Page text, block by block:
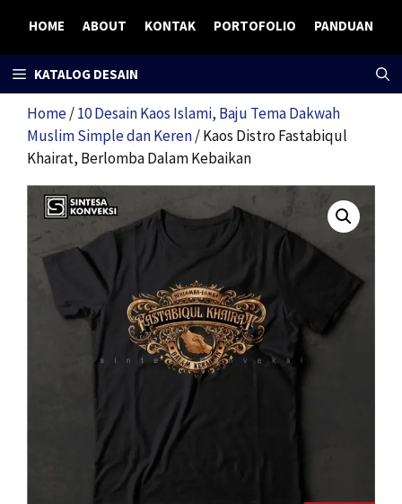
content
HOME ABOUT KONTAK PORTOFOLIO PANDUAN
KATALOG DESAIN
Home/10 Desain Kaos Islami, Baju Tema Dakwah
Muslim Simple dan Keren/ Kaos Distro Fastabiqul
Khairat, Berlomba Dalam Kebaikan